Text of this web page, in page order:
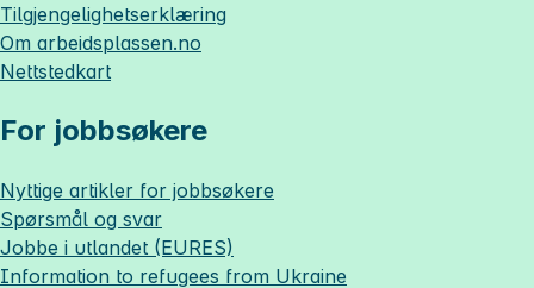
Tilgjengelighetserklæring
Om arbeidsplassen.no
Nettstedkart
For jobbsøkere
Nyttige artikler for jobbsøkere
Spørsmål og svar
Jobbe i utlandet (EURES)
Information to refugees from Ukraine